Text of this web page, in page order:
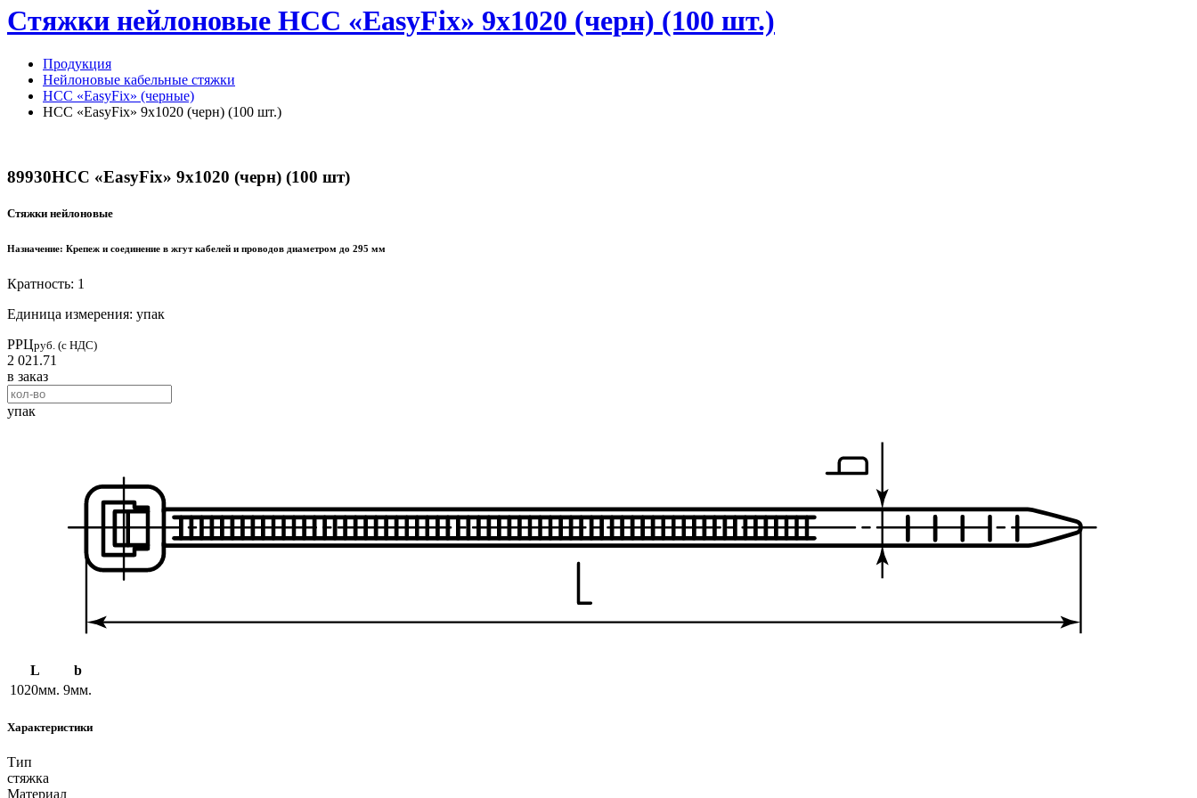
Стяжки нейлоновые НСС «EasyFix» 9х1020 (черн) (100 шт.)
Продукция
Нейлоновые кабельные стяжки
НСС «EasyFix» (черные)
НСС «EasyFix» 9х1020 (черн) (100 шт.)
89930НСС «EasyFix» 9х1020 (черн) (100 шт)
Стяжки нейлоновые
Назначение: Крепеж и соединение в жгут кабелей и проводов диаметром до 295 мм
Кратность: 1
Единица измерения: упак
РРЦруб. (с НДС)
2 021.71
в заказ
упак
L
b
1020мм. 9мм.
Характеристики
Тип
стяжка
Материал